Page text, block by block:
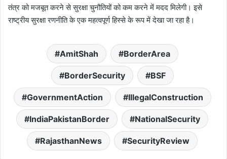
तंत्र को मजबूत करने से सुरक्षा चुनौतियों को कम करने में मदद मिलेगी। इसे
राष्ट्रीय सुरक्षा रणनीति के एक महत्वपूर्ण हिस्से के रूप में देखा जा रहा है।
AmitShah BorderArea
BorderSecurity BSF
GovernmentAction IllegalConstruction
IndiaPakistanBorder NationalSecurity
RajasthanNews SecurityReview